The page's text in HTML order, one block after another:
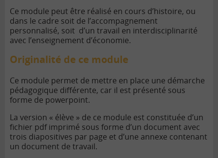
Ce module peut être réalisé en cours d’histoire, ou
dans le cadre soit de l’accompagnement
personnalisé, soit d’un travail en interdisciplinarité
avec l’enseignement d’économie.
Originalité de ce module
Ce module permet de mettre en place une démarche
pédagogique différente, car il est présenté sous
forme de powerpoint.
La version « élève » de ce module est constituée d’un
fichier pdf imprimé sous forme d’un document avec
trois diapositives par page et d’une annexe contenant
un document de travail.